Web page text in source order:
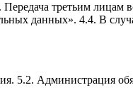
третьим лицам
данных». 4.4. В
5.2. Администрация